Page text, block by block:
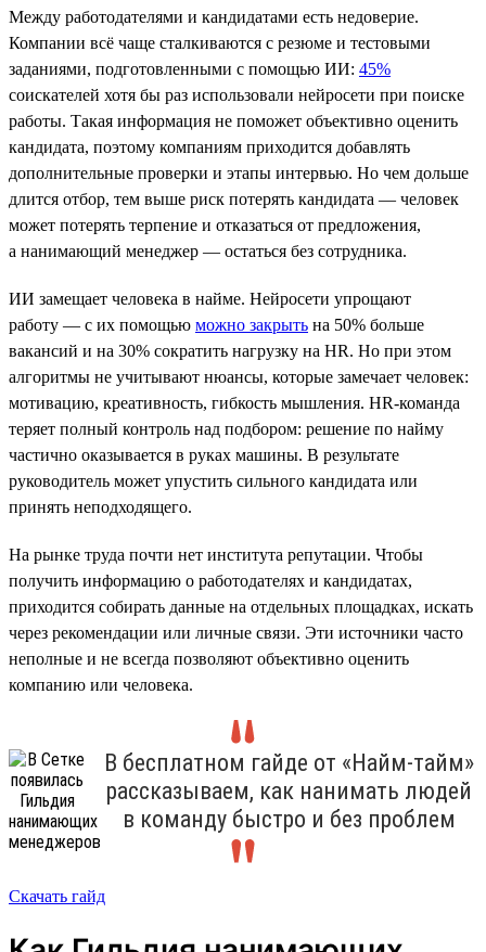
Между работодателями и кандидатами есть недоверие.
Компании всё чаще сталкиваются с резюме и тестовыми
заданиями, подготовленными с помощью ИИ: 45%
соискателей хотя бы раз использовали нейросети при поиске
работы. Такая информация не поможет объективно оценить
кандидата, поэтому компаниям приходится добавлять
дополнительные проверки и этапы интервью. Но чем дольше
длится отбор, тем выше риск потерять кандидата — человек
может потерять терпение и отказаться от предложения,
а нанимающий менеджер — остаться без сотрудника.
ИИ замещает человека в найме. Нейросети упрощают
работу — с их помощью можно закрыть на 50% больше
вакансий и на 30% сократить нагрузку на HR. Но при этом
алгоритмы не учитывают нюансы, которые замечает человек:
мотивацию, креативность, гибкость мышления. HR-команда
теряет полный контроль над подбором: решение по найму
частично оказывается в руках машины. В результате
руководитель может упустить сильного кандидата или
принять неподходящего.
На рынке труда почти нет института репутации. Чтобы
получить информацию о работодателях и кандидатах,
приходится собирать данные на отдельных площадках, искать
через рекомендации или личные связи. Эти источники часто
неполные и не всегда позволяют объективно оценить
компанию или человека.
В бесплатном гайде от «Найм-тайм»
рассказываем, как нанимать людей
в команду быстро и без проблем
Скачать гайд